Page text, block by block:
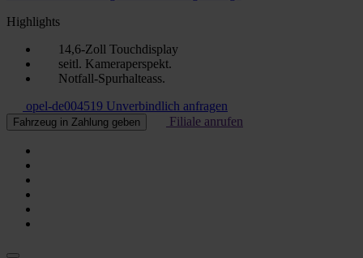
Highlights
14,6-Zoll Touchdisplay
seitl. Kameraperspekt.
Notfall-Spurhalteass.
opel-de004519 Unverbindlich anfragen
Fahrzeug in Zahlung geben Filiale anrufen